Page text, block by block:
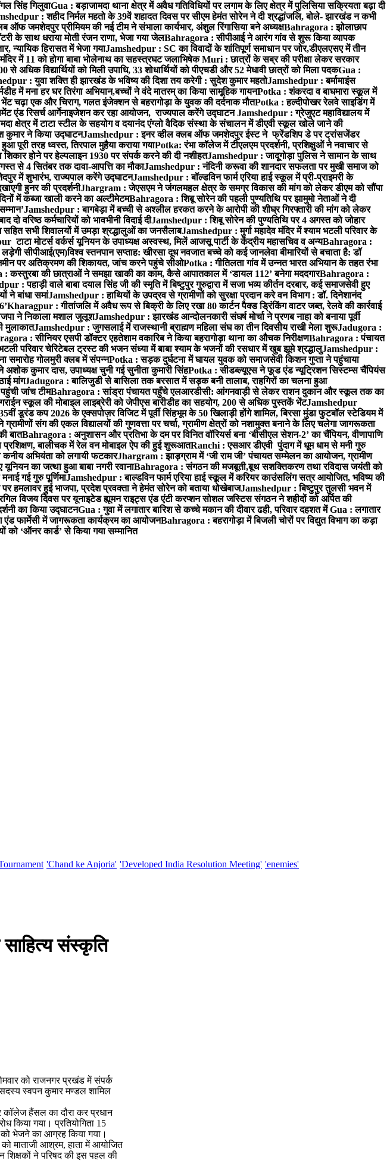
सिंह गिलुवाGua : बड़ाजामदा थाना क्षेत्र में अवैध गतिविधियों पर लगाम के लिए क्षेत्र में पुलिसिया सक्रियता बढ़ा दी
: शहीद निर्मल महतो के 39वें शहादत दिवस पर सीएम हेमंत सोरेन ने दी श्रद्धांजलि, बोले- झारखंड न कभी
जमशेदपुर प्रीमियम की नई टीम ने संभाला कार्यभार, अंशुल रिंगासिया बने अध्यक्षBahragora : झोलाछाप
के साथ धराया मोती रंजन राणा, भेजा गया जेलBahragora : सीपीआई ने आरंग गांव से शुरू किया व्यापक
न्यायिक हिरासत में भेजा गयाJamshedpur : SC का विवादों के शांतिपूर्ण समाधान पर जोर,डीएलएसए में तीन
में 11 को होगा बाबा भोलेनाथ का सहस्त्रघट जलाभिषेकMuri : छात्रों के सब्र की परीक्षा लेकर सरकार
अधिक विद्यार्थियों को मिली उपाधि, 33 शोधार्थियों को पीएचडी और 52 मेधावी छात्रों को मिला पदकGua :
: युवा शक्ति ही झारखंड के भविष्य की दिशा तय करेगी : सुदेश कुमार महतोJamshedpur : बर्मामाइंस
में मना हर घर तिरंगा अभियान,बच्चों ने वंदे मातरम् का किया सामूहिक गायनPotka : शंकरदा व बाघमारा स्कूल में
चढ़ा एक और चिराग, गलत इंजेक्शन से बहरागोड़ा के युवक की दर्दनाक मौतPotka : हल्दीपोखर रेलवे साइडिंग में
एंड रिसर्च आर्गेनाइजेशन कर रहा आयोजन, राज्यपाल करेंगे उद्घाटनJamshedpur : ग्रेजुएट महाविद्यालय में
क्षेत्र में टाटा स्टील के सहयोग व दयानंद एंग्लो वैदिक संस्था के संचालन में डीएवी स्कूल खोले जाने की
कुमार ने किया उद्घाटनJamshedpur : इनर व्हील क्लब ऑफ जमशेदपुर ईस्ट ने फ्रेंडशिप डे पर ट्रांसजेंडर
पूरी तरह ध्वस्त, तिरपाल मुहैया कराया गयाPotka: रंभा कॉलेज में टीएलएम प्रदर्शनी, प्रशिक्षुओं ने नवाचार से
होने पर हेल्पलाइन 1930 पर संपर्क करने की दी नशीहतJamshedpur : जादूगोड़ा पुलिस ने सामान के साथ
से 4 सितंबर तक दावा-आपत्ति का मौकाJamshedpur : नंदिनी करूवा की शानदार सफलता पर मुखी समाज को
में शुभारंभ, राज्यपाल करेंगे उद्घाटनJamshedpur : बॉल्डविन फार्म एरिया हाई स्कूल में प्री-प्राइमरी के
हुनर की प्रदर्शनीJhargram : जेएसएम ने जंगलमहल क्षेत्र के समग्र विकास की मांग को लेकर डीएम को सौंपा
में कब्जा खाली करने का अल्टीमेटमBahragora : शिबू सोरेन की पहली पुण्यतिथि पर झामुमो नेताओं ने दी
Jamshedpur : बागबेड़ा में बच्ची से अश्लील हरकत करने के आरोपी की शीघ्र गिरफ्तारी की मांग को लेकर
वरिष्ठ कर्मचारियों को भावभीनी विदाई दीJamshedpur : शिबू सोरेन की पुण्यतिथि पर 4 अगस्त को जोहार
सहित सभी शिवालयों में उमड़ा श्रद्धालुओं का जनसैलाबJamshedpur : मुर्गा महादेव मंदिर में श्याम भटली परिवार के
टाटा मोटर्स वर्कर्स यूनियन के उपाध्यक्ष अस्वस्थ, मिलें आजसू पार्टी के केंद्रीय महासचिव व अन्यBahragora :
सीपीआई(एम)विश्व स्तनपान सप्ताह: खीरसा दूध नवजात बच्चे को कई जानलेवा बीमारियों से बचाता है: डॉ
पर अतिक्रमण की शिकायत, जांच करने पहुंचे सीओPotka : गीतिलता गांव में उन्नत भारत अभियान के तहत रंभा
कस्तुरबा की छात्राओं ने समझा खाकी का काम, कैसे आपातकाल में ‘डायल 112’ बनेगा मददगारBahragora :
: पहाड़ी वाले बाबा दयाल सिंह जी की स्मृति में बिष्टुपुर गुरुद्वारा में सजा भव्य कीर्तन दरबार, कई समाजसेवी हुए
ने बांधा समांJamshedpur : हाथियों के उपद्रव से ग्रामीणों को सुरक्षा प्रदान करे वन विभाग : डॉ. दिनेशानंद
Kharagpur : गीतांजलि में अवैध रूप से बिक्री के लिए रखा 80 कार्टन पैक्ड ड्रिंकिंग वाटर जब्त, रेलवे की कार्रवाई
ने निकाला मशाल जुलूशJamshedpur : झारखंड आन्दोलनकारी संघर्ष मोर्चा ने प्रणब नाहा को बनाया पूर्वी
मुलाकातJamshedpur : जुगसलाई में राजस्थानी ब्राह्मण महिला संघ का तीन दिवसीय राखी मेला शुरूJadugora :
: सीनियर एसपी डॉक्टर एहतेशाम वकारिब ने किया बहरागोड़ा थाना का औचक निरीक्षणBahragora : पंचायत
परिवार चेरिटेबल ट्रस्ट की भजन संध्या में बाबा श्याम के भजनों की रसधार में खुब झूमे श्रद्धालुJamshedpur :
समारोह गोलमुरी क्लब में संपन्नPotka : सड़क दुर्घटना में घायल युवक को समाजसेवी किशन गुप्ता ने पहुंचाया
कुमार दास, उपाध्यक्ष चुनी गई सुनीता कुमारी सिंहPotka : सीडब्ल्यूएस ने फूड एंड न्यूट्रिशन सिस्टम्स चैंपियंस
मांगJadugora : बालिजुडी से बासिला तक बरसात में सड़क बनी तालाब, राहगिरों का चलना हुआ
जांच टीमBahragora : सांड्रा पंचायत पहुँचे एलआरडीसी: आंगनवाड़ी से लेकर राशन दुकान और स्कूल तक का
स्कूल की मोबाइल लाइब्रेरी को जेपीएस बारीडीह का सहयोग, 200 से अधिक पुस्तकें भेंटJamshedpur
डूरंड कप 2026 के एक्सपोज़र विजिट में पूर्वी सिंहभूम के 50 खिलाड़ी होंगे शामिल, बिरसा मुंडा फुटबॉल स्टेडियम में
संग की एकल विद्यालयों की गुणवत्ता पर चर्चा, ग्रामीण क्षेत्रों को नशामुक्त बनाने के लिए चलेगा जागरूकता
बातBahragora : अनुशासन और प्रतिभा के दम पर विनित वॉरियर्स बना ‘बीसीएल सेशन-2’ का चैंपियन, वीणापाणि
प्रशिक्षण, बालीचक में रेल वन मोबाइल ऐप की हुई शुरूआतRanchi : एसआर डीएवी पुंदाग में धूम धाम से मनी गुरु
कनीय अभियंता को लगायी फटकारJhargram : झाड़ग्राम में ‘जी राम जी’ पंचायत सम्मेलन का आयोजन, ग्रामीण
का जत्था हुआ बाबा नगरी रवानाBahragora : संगठन की मजबूती,बूथ सशक्तिकरण तथा रविदास जयंती को
गई गुरु पूर्णिमाJamshedpur : बाल्डविन फार्म एरिया हाई स्कूल में करियर काउंसलिंग सत्र आयोजित, भविष्य की
हुई भाजपा, प्रदेश प्रवक्ता ने हेमंत सोरेन को बताया धोखेबाजJamshedpur : बिष्टुपुर तुलसी भवन में
विजय दिवस पर यूनाइटेड ह्यूमन राइट्स एंड एंटी करप्शन सोशल जस्टिस संगठन ने शहीदों को अर्पित की
का किया उद्घाटनGua : गुवा में लगातार बारिश से कच्चे मकान की दीवार ढही, परिवार दहशत मेंGua : लगातार
फार्मेसी में जागरूकता कार्यक्रम का आयोजनBahragora : बहरागोड़ा में बिजली चोरों पर विद्युत विभाग का कड़ा
को ‘ऑनर कार्ड’ से किया गया सम्मानित
'Chand ke Anjoria' 'Developed India Resolution Meeting' 'enemies'
संस्कृति
को राजनगर प्रखंड में संपर्क
स्वपन कुमार मण्डल शामिल
कॉलेज हैंसल का दौरा कर प्रधान
किया गया। प्रतियोगिता 15
को भेजने का आग्रह किया गया।
माताजी आश्रम, हाता में आयोजित
शिक्षकों ने परिषद की इस पहल की